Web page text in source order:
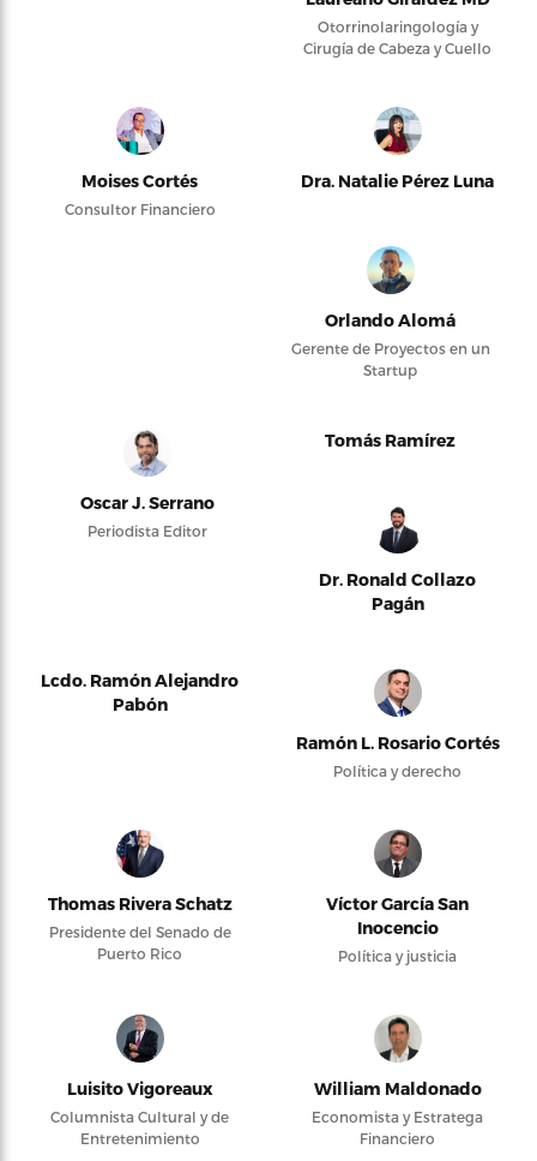
Otorrinolaringología y
Cirugía de Cabeza y Cuello
Moises Cortés
Consultor Financiero
Dra. Natalie Pérez Luna
Orlando Alomá
Gerente de Proyectos en un
Startup
Oscar J. Serrano
Periodista Editor
Tomás Ramírez
Dr. Ronald Collazo
Pagán
Lcdo. Ramón Alejandro
Pabón
Ramón L. Rosario Cortés
Política y derecho
Thomas Rivera Schatz
Presidente del Senado de
Puerto Rico
Víctor García San
Inocencio
Política y justicia
Luisito Vigoreaux
Columnista Cultural y de
Entretenimiento
William Maldonado
Economista y Estratega
Financiero